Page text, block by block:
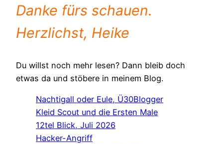
Danke fürs schauen.
Herzlichst, Heike
Du willst noch mehr lesen? Dann bleib doch
etwas da und stöbere in meinem Blog.
Nachtigall oder Eule, Ü30Blogger
Kleid Scout und die Ersten Male
12tel Blick, Juli 2026
Hacker-Angriff